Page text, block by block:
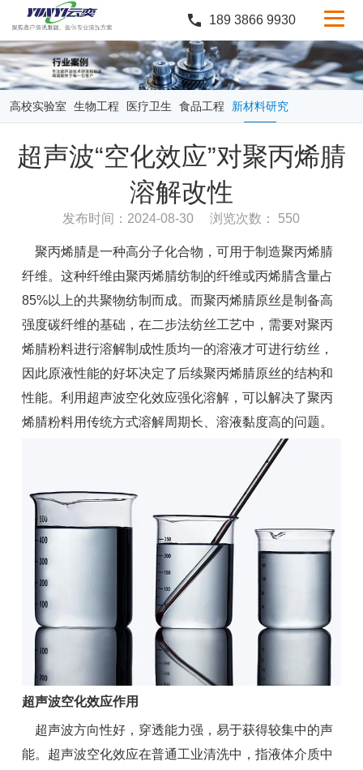
产品中心
行业案例
服务与支持
定制服务
关于云奕
189 3866 9930
高校实验室 生物工程 医疗卫生 食品工程 新材料研究
超声波“空化效应”对聚丙烯腈
溶解改性
发布时间：2024-08-30 浏览次数： 550
聚丙烯腈是一种高分子化合物，可用于制造聚丙烯腈
纤维。这种纤维由聚丙烯腈纺制的纤维或丙烯腈含量占
85%以上的共聚物纺制而成。而聚丙烯腈原丝是制备高
强度碳纤维的基础，在二步法纺丝工艺中，需要对聚丙
烯腈粉料进行溶解制成性质均一的溶液才可进行纺丝，
因此原液性能的好坏决定了后续聚丙烯腈原丝的结构和
性能。利用超声波空化效应强化溶解，可以解决了聚丙
烯腈粉料用传统方式溶解周期长、溶液黏度高的问题。
超声波空化效应作用
超声波方向性好，穿透能力强，易于获得较集中的声
能。超声波空化效应在普通工业清洗中，指液体介质中